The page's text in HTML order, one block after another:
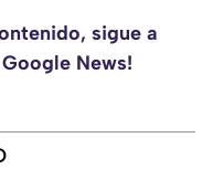
sigue a
News!